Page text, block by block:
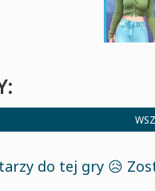
do tej gry 😥